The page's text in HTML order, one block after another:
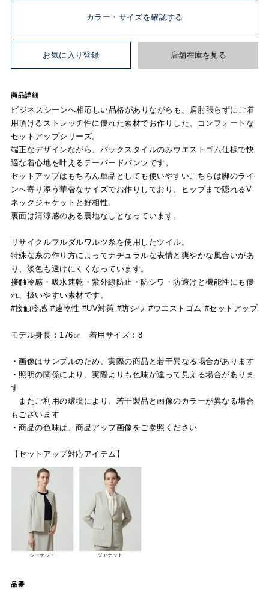
カラー・サイズを確認する
お気に入り登録 店舗在庫を見る
商品詳細
ビジネスシーンへ相応しい品格がありながらも、肩肘張らずにご着
用頂けるストレッチ性に優れた素材でお作りした、コンフォートな
セットアップシリーズ。
端正なデザインながら、バックスタイルのみウエストゴム仕様で快
適な着心地を叶えるテーパードパンツです。
セットアップはもちろん単品としても使いやすいこちらは脚のライ
ンへ寄り添う華奢なサイズでお作りしており、ヒップまで隠れるV
ネックジャケットと好相性。
裏面は清涼感のある裏地なしとなっています。
リサイクルフルダルワルツ糸を使用したツイル。
特殊な糸の作り方によってナチュラルな表情と爽やかな風合いがあ
り、淡色も透けにくくなっています。
接触冷感・吸水速乾・紫外線防止・防シワ・防透けと機能性にも優
れ、扱いやすい素材です。
#接触冷感 #速乾性 #UV対策 #防シワ #ウエストゴム #セットアップ
モデル身長：176㎝ 着用サイズ：8
・画像はサンプルのため、実際の商品と若干異なる場合があります
・照明の関係により、実際よりも色味が違って見える場合がありま
す
またご利用の環境により、若干製品と画像のカラーが異なる場合
もございます
・商品の色味は、商品アップ画像をご参照ください
【セットアップ対応アイテム】
ジャケット ジャケット
品番